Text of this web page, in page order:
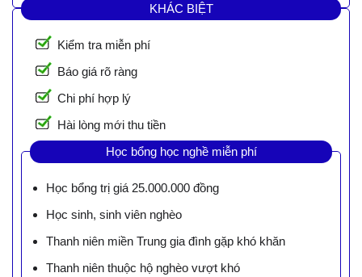
KHÁC BIỆT
Kiểm tra miễn phí
Báo giá rõ ràng
Chi phí hợp lý
Hài lòng mới thu tiền
Học bổng học nghề miễn phí
Học bổng trị giá 25.000.000 đồng
Học sinh, sinh viên nghèo
Thanh niên miền Trung gia đình gặp khó khăn
Thanh niên thuộc hộ nghèo vượt khó